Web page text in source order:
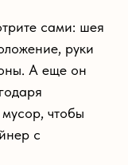
сами: шея
руки
А еще он
чтобы
с